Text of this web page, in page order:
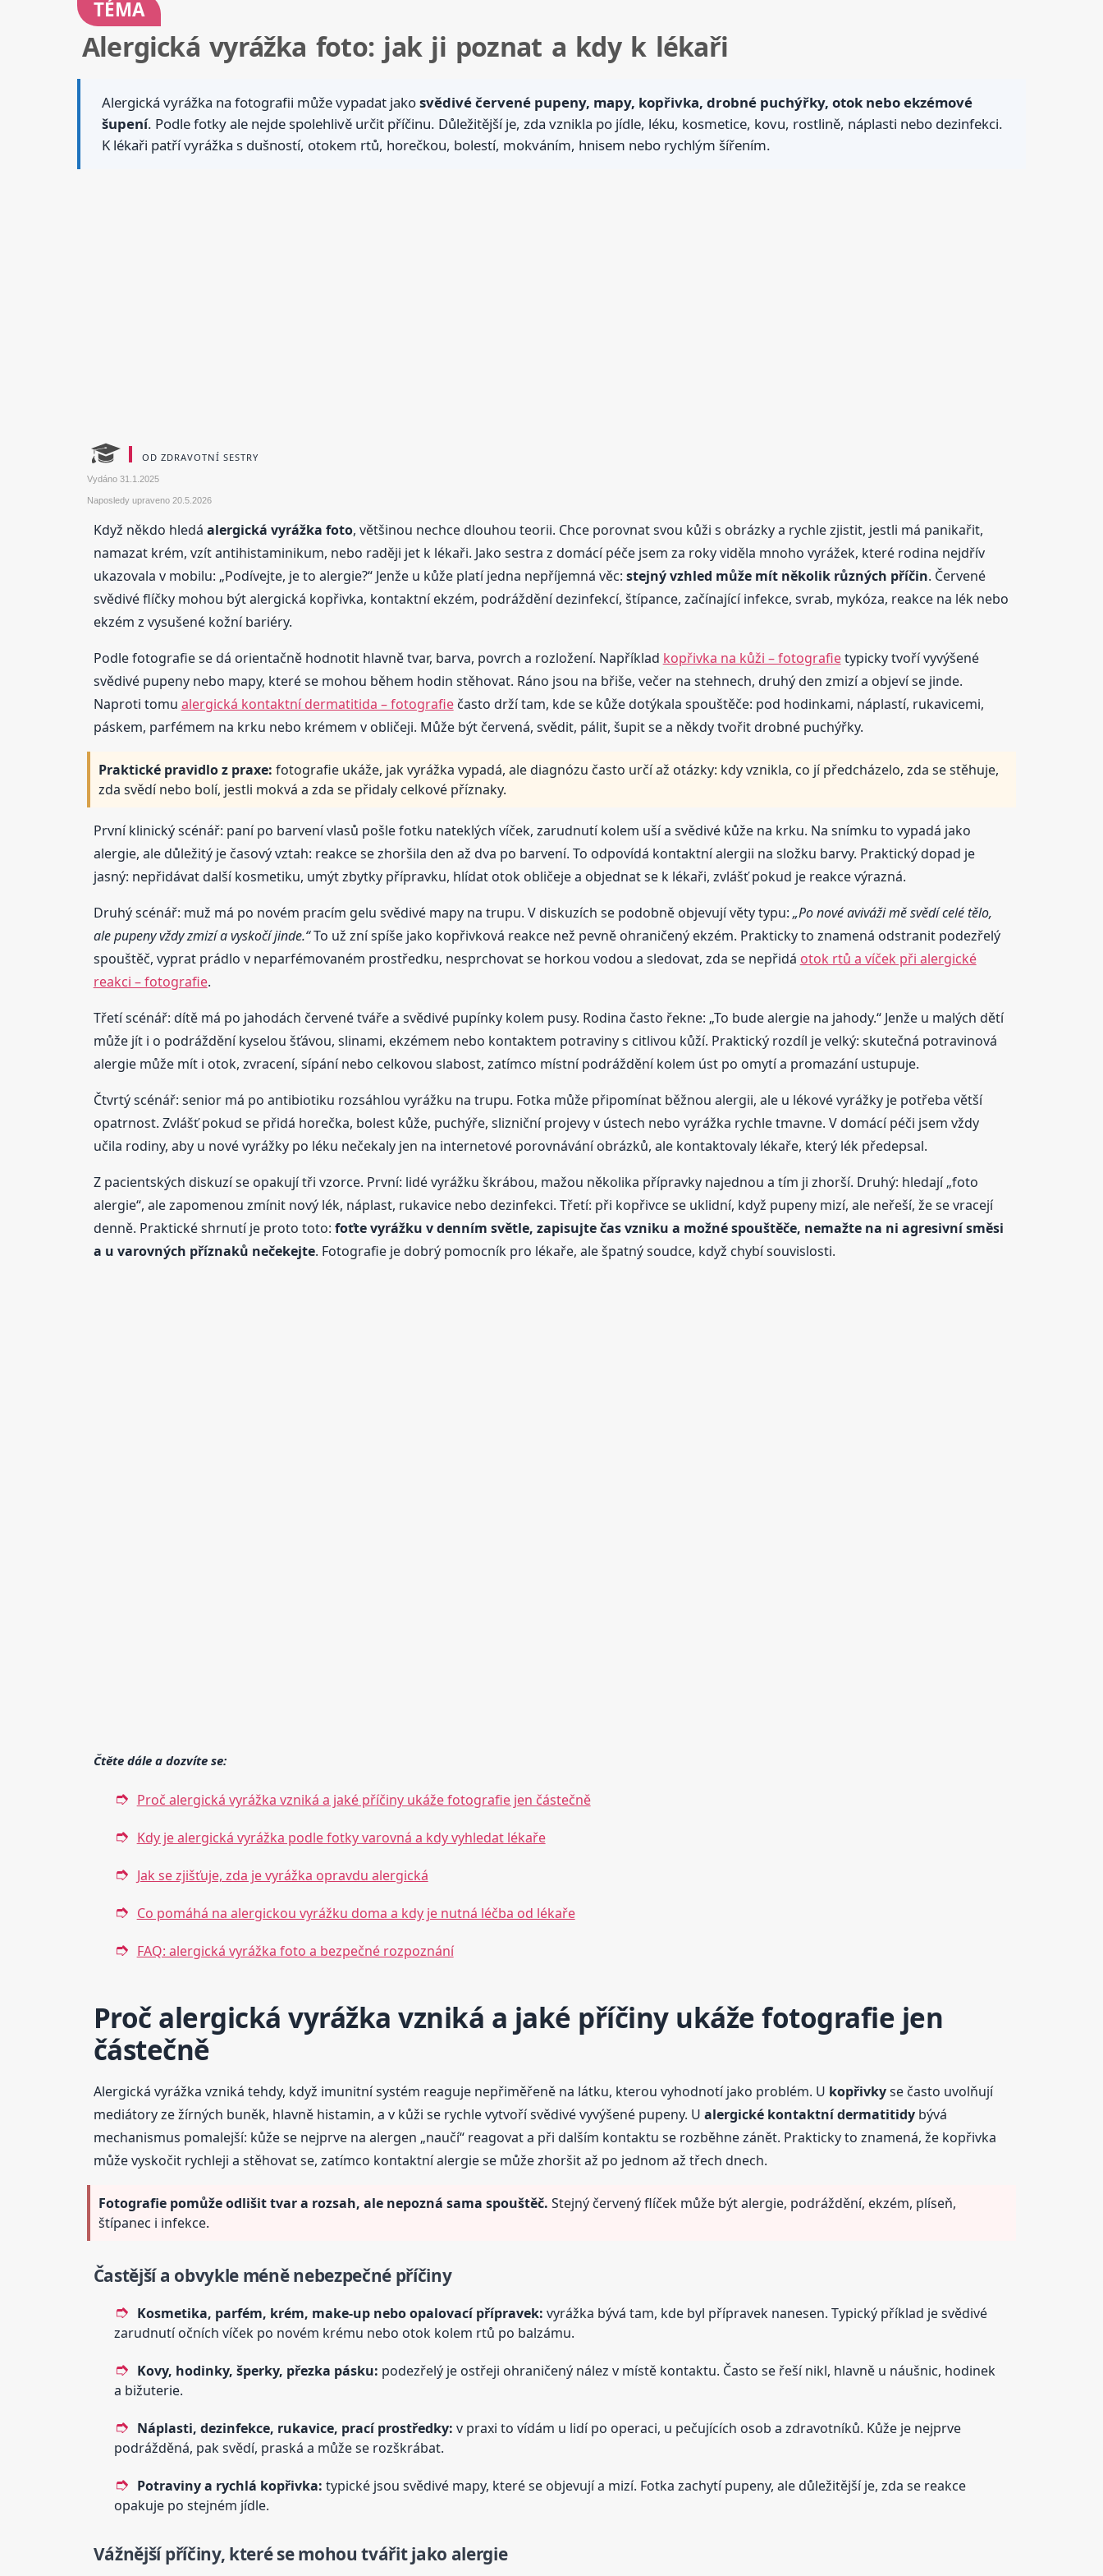
TÉMA
Alergická vyrážka foto: jak ji poznat a kdy k lékaři
Alergická vyrážka na fotografii může vypadat jakosvědivé červené pupeny, mapy, kopřivka, drobné puchýřky, otok nebo ekzémové
šupení. Podle fotky ale nejde spolehlivě určit příčinu. Důležitější je, zda vznikla po jídle, léku, kosmetice, kovu, rostlině, náplasti nebo dezinfekci.
K lékaři patří vyrážka s dušností, otokem rtů, horečkou, bolestí, mokváním, hnisem nebo rychlým šířením.
OD ZDRAVOTNÍ SESTRY
Vydáno 31.1.2025
Naposledy upraveno 20.5.2026
Když někdo hledá alergická vyrážka foto, většinou nechce dlouhou teorii. Chce porovnat svou kůži s obrázky a rychle zjistit, jestli má panikařit,
namazat krém, vzít antihistaminikum, nebo raději jet k lékaři. Jako sestra z domácí péče jsem za roky viděla mnoho vyrážek, které rodina nejdřív
ukazovala v mobilu: „Podívejte, je to alergie?“ Jenže u kůže platí jedna nepříjemná věc: stejný vzhled může mít několik různých příčin. Červené
svědivé flíčky mohou být alergická kopřivka, kontaktní ekzém, podráždění dezinfekcí, štípance, začínající infekce, svrab, mykóza, reakce na lék nebo
ekzém z vysušené kožní bariéry.
Podle fotografie se dá orientačně hodnotit hlavně tvar, barva, povrch a rozložení. Například kopřivka na kůži – fotografietypicky tvoří vyvýšené
svědivé pupeny nebo mapy, které se mohou během hodin stěhovat. Ráno jsou na břiše, večer na stehnech, druhý den zmizí a objeví se jinde.
Naproti tomu alergická kontaktní dermatitida – fotografiečasto drží tam, kde se kůže dotýkala spouštěče: pod hodinkami, náplastí, rukavicemi,
páskem, parfémem na krku nebo krémem v obličeji. Může být červená, svědit, pálit, šupit se a někdy tvořit drobné puchýřky.
Praktické pravidlo z praxe: fotografie ukáže, jak vyrážka vypadá, ale diagnózu často určí až otázky: kdy vznikla, co jí předcházelo, zda se stěhuje,
zda svědí nebo bolí, jestli mokvá a zda se přidaly celkové příznaky.
První klinický scénář: paní po barvení vlasů pošle fotku nateklých víček, zarudnutí kolem uší a svědivé kůže na krku. Na snímku to vypadá jako
alergie, ale důležitý je časový vztah: reakce se zhoršila den až dva po barvení. To odpovídá kontaktní alergii na složku barvy. Praktický dopad je
jasný: nepřidávat další kosmetiku, umýt zbytky přípravku, hlídat otok obličeje a objednat se k lékaři, zvlášť pokud je reakce výrazná.
Druhý scénář: muž má po novém pracím gelu svědivé mapy na trupu. V diskuzích se podobně objevují věty typu: „Po nové aviváži mě svědí celé tělo,
ale pupeny vždy zmizí a vyskočí jinde.“To už zní spíše jako kopřivková reakce než pevně ohraničený ekzém. Prakticky to znamená odstranit podezřelý
spouštěč, vyprat prádlo v neparfémovaném prostředku, nesprchovat se horkou vodou a sledovat, zda se nepřidá otok rtů a víček při alergické
reakci – fotografie.
Třetí scénář: dítě má po jahodách červené tváře a svědivé pupínky kolem pusy. Rodina často řekne: „To bude alergie na jahody.“ Jenže u malých dětí
může jít i o podráždění kyselou šťávou, slinami, ekzémem nebo kontaktem potraviny s citlivou kůží. Praktický rozdíl je velký: skutečná potravinová
alergie může mít i otok, zvracení, sípání nebo celkovou slabost, zatímco místní podráždění kolem úst po omytí a promazání ustupuje.
Čtvrtý scénář: senior má po antibiotiku rozsáhlou vyrážku na trupu. Fotka může připomínat běžnou alergii, ale u lékové vyrážky je potřeba větší
opatrnost. Zvlášť pokud se přidá horečka, bolest kůže, puchýře, slizniční projevy v ústech nebo vyrážka rychle tmavne. V domácí péči jsem vždy
učila rodiny, aby u nové vyrážky po léku nečekaly jen na internetové porovnávání obrázků, ale kontaktovaly lékaře, který lék předepsal.
Z pacientských diskuzí se opakují tři vzorce. První: lidé vyrážku škrábou, mažou několika přípravky najednou a tím ji zhorší. Druhý: hledají „foto
alergie“, ale zapomenou zmínit nový lék, náplast, rukavice nebo dezinfekci. Třetí: při kopřivce se uklidní, když pupeny mizí, ale neřeší, že se vracejí
denně. Praktické shrnutí je proto toto: foťte vyrážku v denním světle, zapisujte čas vzniku a možné spouštěče, nemažte na ni agresivní směsi
a u varovných příznaků nečekejte. Fotografie je dobrý pomocník pro lékaře, ale špatný soudce, když chybí souvislosti.
Čtěte dále a dozvíte se:
Proč alergická vyrážka vzniká a jaké příčiny ukáže fotografie jen částečně
Kdy je alergická vyrážka podle fotky varovná a kdy vyhledat lékaře
Jak se zjišťuje, zda je vyrážka opravdu alergická
Co pomáhá na alergickou vyrážku doma a kdy je nutná léčba od lékaře
FAQ: alergická vyrážka foto a bezpečné rozpoznání
Proč alergická vyrážka vzniká a jaké příčiny ukáže fotografie jen
částečně
Alergická vyrážka vzniká tehdy, když imunitní systém reaguje nepřiměřeně na látku, kterou vyhodnotí jako problém. U kopřivkyse často uvolňují
mediátory ze žírných buněk, hlavně histamin, a v kůži se rychle vytvoří svědivé vyvýšené pupeny. U alergické kontaktní dermatitidybývá
mechanismus pomalejší: kůže se nejprve na alergen „naučí“ reagovat a při dalším kontaktu se rozběhne zánět. Prakticky to znamená, že kopřivka
může vyskočit rychleji a stěhovat se, zatímco kontaktní alergie se může zhoršit až po jednom až třech dnech.
Fotografie pomůže odlišit tvar a rozsah, ale nepozná sama spouštěč. Stejný červený flíček může být alergie, podráždění, ekzém, plíseň,
štípanec i infekce.
Častější a obvykle méně nebezpečné příčiny
Kosmetika, parfém, krém, make-up nebo opalovací přípravek: vyrážka bývá tam, kde byl přípravek nanesen. Typický příklad je svědivé
zarudnutí očních víček po novém krému nebo otok kolem rtů po balzámu.
Kovy, hodinky, šperky, přezka pásku: podezřelý je ostřeji ohraničený nález v místě kontaktu. Často se řeší nikl, hlavně u náušnic, hodinek
a bižuterie.
Náplasti, dezinfekce, rukavice, prací prostředky: v praxi to vídám u lidí po operaci, u pečujících osob a zdravotníků. Kůže je nejprve
podrážděná, pak svědí, praská a může se rozškrábat.
Potraviny a rychlá kopřivka: typické jsou svědivé mapy, které se objevují a mizí. Fotka zachytí pupeny, ale důležitější je, zda se reakce
opakuje po stejném jídle.
Vážnější příčiny, které se mohou tvářit jako alergie